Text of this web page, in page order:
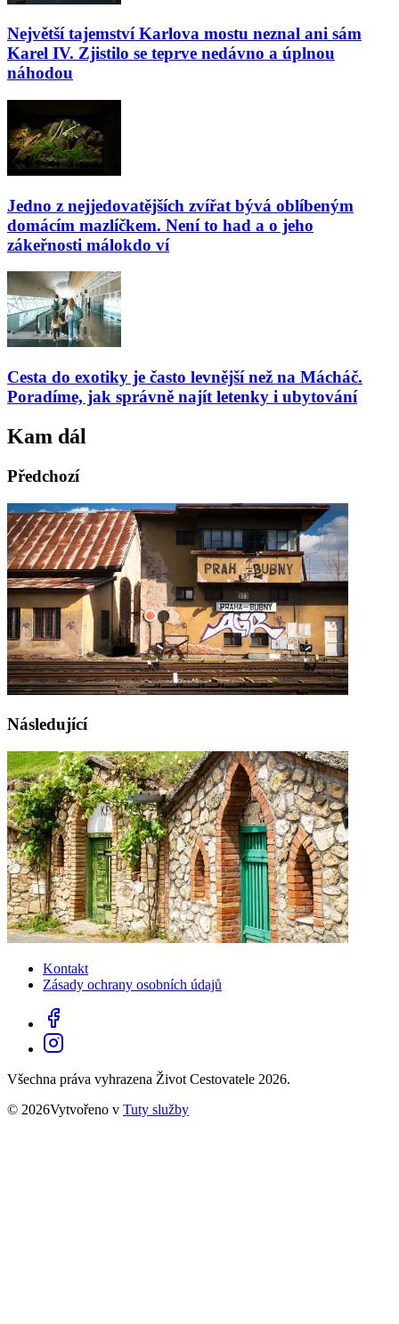
Největší tajemství Karlova mostu neznal ani sám
Karel IV. Zjistilo se teprve nedávno a úplnou
náhodou
Jedno z nejjedovatějších zvířat bývá oblíbeným
domácím mazlíčkem. Není to had a o jeho
zákeřnosti málokdo ví
Cesta do exotiky je často levnější než na Mácháč.
Poradíme, jak správně najít letenky i ubytování
Kam dál
Předchozí
Následující
Kontakt
Zásady ochrany osobních údajů
Všechna práva vyhrazena Život Cestovatele 2026.
© 2026Vytvořeno v Tuty služby